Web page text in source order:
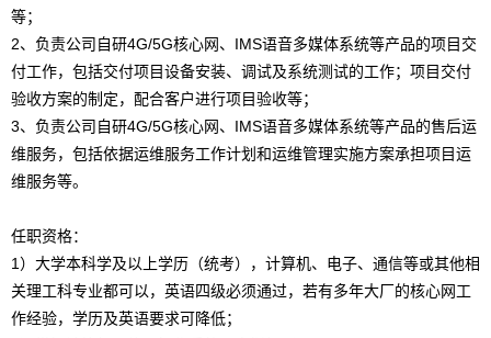
等；
2、负责公司自研4G/5G核心网、IMS语音多媒体系统等产品的项目交
付工作，包括交付项目设备安装、调试及系统测试的工作；项目交付
验收方案的制定，配合客户进行项目验收等；
3、负责公司自研4G/5G核心网、IMS语音多媒体系统等产品的售后运
维服务，包括依据运维服务工作计划和运维管理实施方案承担项目运
维服务等。
任职资格：
1）大学本科学及以上学历（统考），计算机、电子、通信等或其他相
关理工科专业都可以，英语四级必须通过，若有多年大厂的核心网工
作经验，学历及英语要求可降低；